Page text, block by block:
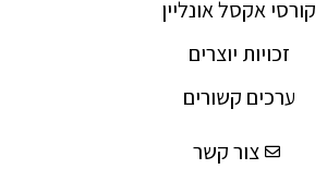
קורסי אקסל אונליין
זכויות יוצרים
ערכים קשורים
צור קשר